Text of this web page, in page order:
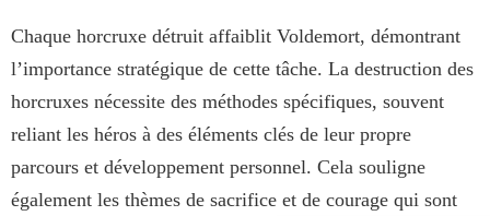
Chaque horcruxe détruit affaiblit Voldemort, démontrant
l’importance stratégique de cette tâche. La destruction des
horcruxes nécessite des méthodes spécifiques, souvent
reliant les héros à des éléments clés de leur propre
parcours et développement personnel. Cela souligne
également les thèmes de sacrifice et de courage qui sont